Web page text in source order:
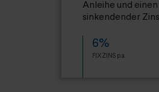
Anleihe und
sinkendender
6%
FIXZINS p.a.